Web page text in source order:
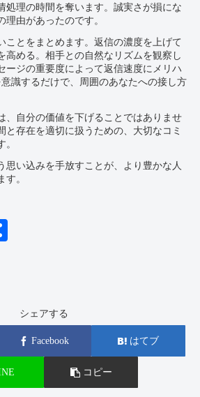
処理の時間を奪います。誠実さが損にな
理由があったのです。
ことをまとめます。返信の濃度を上げて
高める。相手との自然なリズムを観察し
ージの重要度によって返信速度にメリハ
識するだけで、周囲のあなたへの接し方
、自分の価値を下げることではありませ
と存在を適切に扱うための、大切なコミ
。
思い込みを手放すことが、より豊かな人
す。
シェアする
Facebook はてブ
コピー